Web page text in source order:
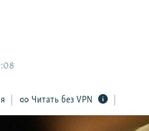
Читать без VPN